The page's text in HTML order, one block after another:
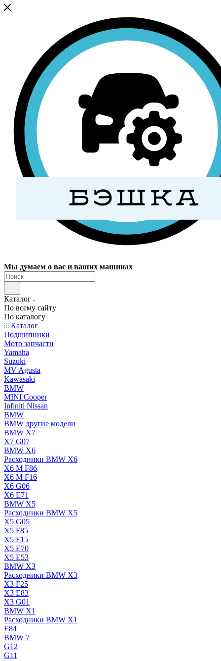
Мы думаем о вас и ваших машинах
Каталог
По всему сайту
По каталогу
Каталог
Подшипники
Мото запчасти
Yamaha
Suzuki
MV Agusta
Kawasaki
BMW
MINI Cooper
Infiniti Nissan
BMW
BMW другие модели
BMW X7
X7 G07
BMW X6
Расходники BMW X6
X6 M F86
X6 M F16
X6 G06
X6 E71
BMW X5
Расходники BMW X5
X5 G05
X5 F85
X5 F15
X5 E70
X5 E53
BMW X3
Расходники BMW X3
X3 F25
X3 E83
X3 G01
BMW X1
Расходники BMW X1
E84
BMW 7
G12
G11